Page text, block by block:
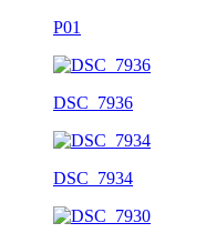
P01
DSC_7936
DSC_7934